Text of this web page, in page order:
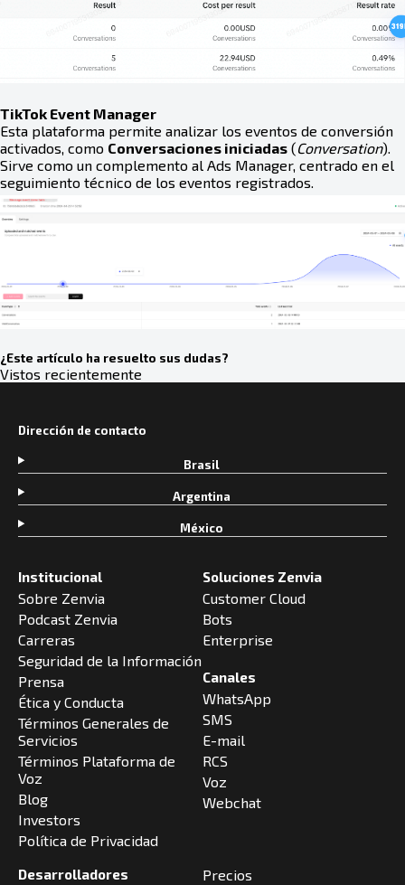
TikTok Event Manager
Esta plataforma permite analizar los eventos de conversión
activados, como Conversaciones iniciadas (Conversation).
Sirve como un complemento al Ads Manager, centrado en el
seguimiento técnico de los eventos registrados.
¿Este artículo ha resuelto sus dudas?
Vistos recientemente
Institucional
Sobre Zenvia
Podcast Zenvia
Carreras
Seguridad de la Información
Prensa
Ética y Conducta
Términos Generales de
Servicios
Términos Plataforma de
Voz
Blog
Investors
Política de Privacidad
Soluciones Zenvia
Customer Cloud
Bots
Enterprise
Canales
WhatsApp
SMS
E-mail
RCS
Voz
Webchat
Desarrolladores
Precios
Dirección de contacto
Brasil
Argentina
México